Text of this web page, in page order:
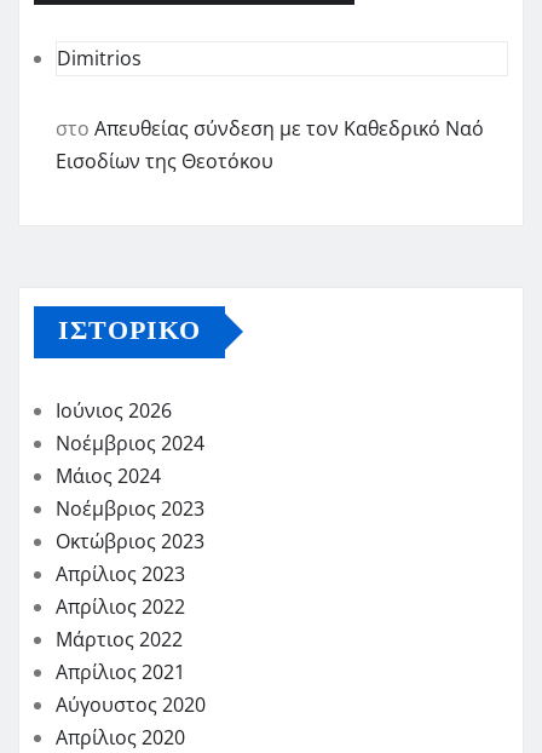
Dimitrios
στο Απευθείας σύνδεση με τον Καθεδρικό Ναό
Εισοδίων της Θεοτόκου
ΙΣΤΟΡΙΚΌ
Ιούνιος 2026
Νοέμβριος 2024
Μάιος 2024
Νοέμβριος 2023
Οκτώβριος 2023
Απρίλιος 2023
Απρίλιος 2022
Μάρτιος 2022
Απρίλιος 2021
Αύγουστος 2020
Απρίλιος 2020